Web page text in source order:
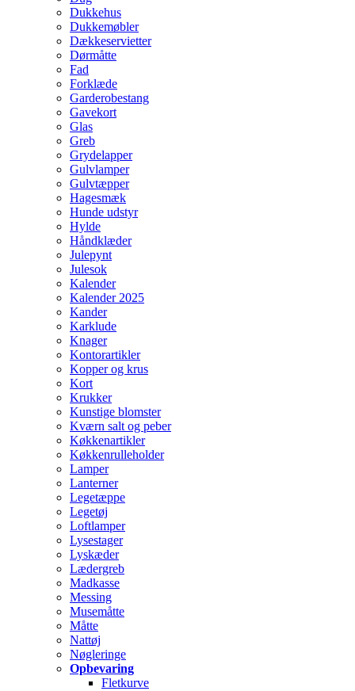
Dukkehus
Dukkemøbler
Dækkeservietter
Dørmåtte
Fad
Forklæde
Garderobestang
Gavekort
Glas
Greb
Grydelapper
Gulvlamper
Gulvtæpper
Hagesmæk
Hunde udstyr
Hylde
Håndklæder
Julepynt
Julesok
Kalender
Kalender 2025
Kander
Karklude
Knager
Kontorartikler
Kopper og krus
Kort
Krukker
Kunstige blomster
Kværn salt og peber
Køkkenartikler
Køkkenrulleholder
Lamper
Lanterner
Legetæppe
Legetøj
Loftlamper
Lysestager
Lyskæder
Lædergreb
Madkasse
Messing
Musemåtte
Måtte
Nattøj
Nøgleringe
Opbevaring
Fletkurve